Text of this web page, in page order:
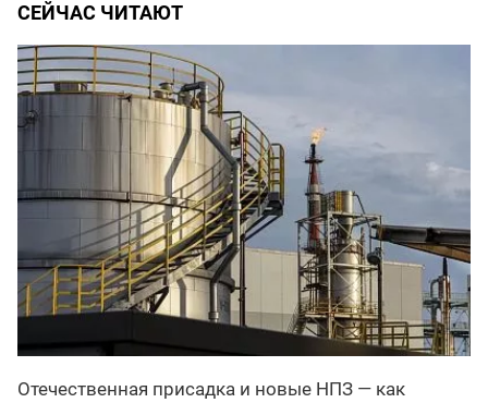
СЕЙЧАС ЧИТАЮТ
Отечественная присадка и новые НПЗ — как